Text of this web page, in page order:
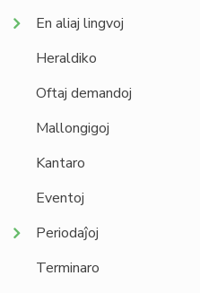
En aliaj lingvoj
Heraldiko
Oftaj demandoj
Mallongigoj
Kantaro
Eventoj
Periodaĵoj
Terminaro